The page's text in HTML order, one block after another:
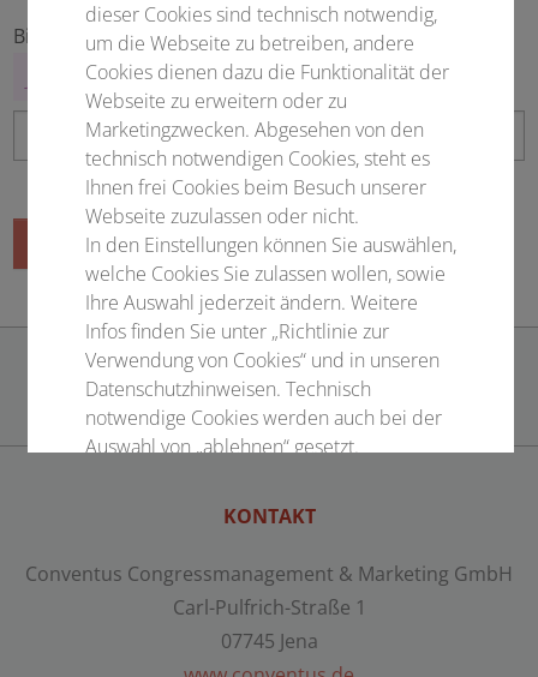
Bitte ausfüllen *
Senden
KONTAKT
Conventus Congressmanagement & Marketing GmbH
Carl-Pulfrich-Straße 1
07745 Jena
dieser Cookies sind technisch notwendig,
um die Webseite zu betreiben, andere
Cookies dienen dazu die Funktionalität der
Webseite zu erweitern oder zu
Marketingzwecken. Abgesehen von den
technisch notwendigen Cookies, steht es
Ihnen frei Cookies beim Besuch unserer
Webseite zuzulassen oder nicht.
In den Einstellungen können Sie auswählen,
welche Cookies Sie zulassen wollen, sowie
Ihre Auswahl jederzeit ändern. Weitere
Infos finden Sie unter „Richtlinie zur
Verwendung von Cookies“ und in unseren
Datenschutzhinweisen. Technisch
notwendige Cookies werden auch bei der
Auswahl von „ablehnen“ gesetzt.
Notwendige Cookies
Statistisch
Externer Inhalt